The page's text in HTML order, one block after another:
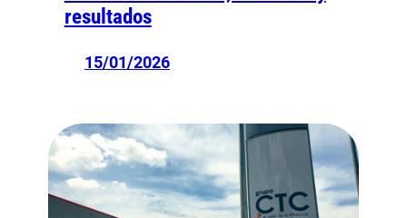
resultados
15/01/2026